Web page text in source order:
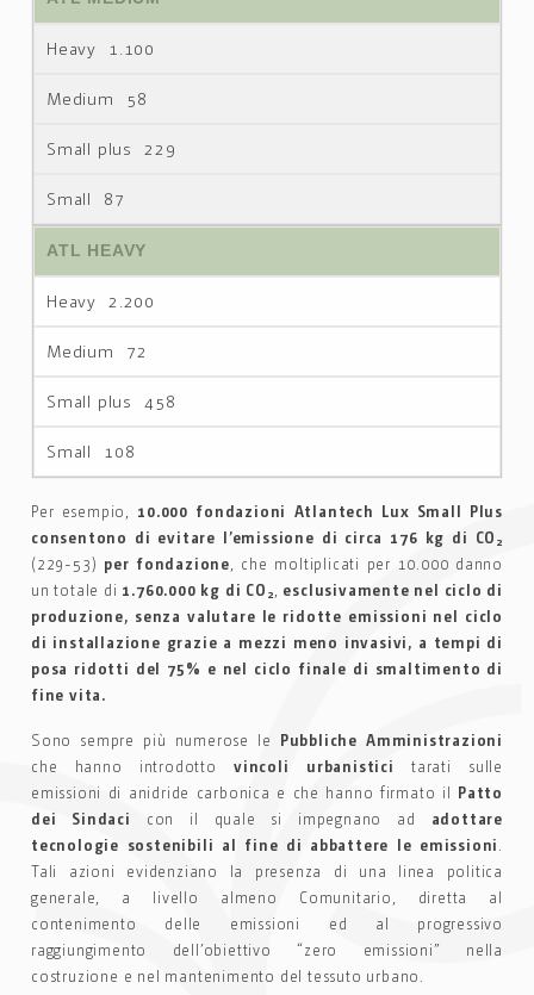
1.100
58
229
87
ATL HEAVY
2.200
72
458
108
Per esempio, 10.000 fondazioni Atlantech Lux Small Plus
consentono di evitare l’emissione di circa 176 kg di CO 2
(229-53) per fondazione , che moltiplicati per 10.000 danno
un totale di 1.760.000 kg di CO 2
esclusivamente nel ciclo di
produzione, senza valutare le ridotte emissioni nel ciclo
di installazione grazie a mezzi meno invasivi, a tempi di
posa ridotti del 75% e nel ciclo finale di smaltimento di
fine vita.
Sono sempre più numerose le Pubbliche Amministrazioni
che hanno introdottovincoli urbanistici
tarati sulle
emissioni di anidride carbonica e che hanno firmato il Patto
dei Sindaci
con il quale si impegnano ad adottare
tecnologie sostenibili al fine di abbattere le emissioni
Tali azioni evidenziano la presenza di una linea politica
generale, a livello almeno Comunitario, diretta al
contenimento delle emissioni ed al progressivo
raggiungimento dell’obiettivo “zero emissioni” nella
costruzione e nel mantenimento del tessuto urbano.